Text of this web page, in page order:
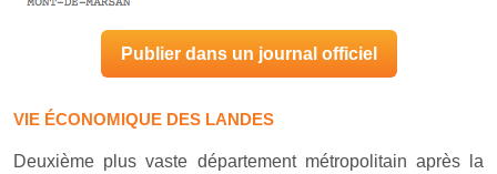
Publier dans un journal officiel
VIE ÉCONOMIQUE DES LANDES
Deuxième plus vaste département métropolitain après la